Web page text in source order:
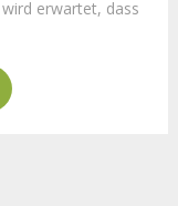
erwartet, dass